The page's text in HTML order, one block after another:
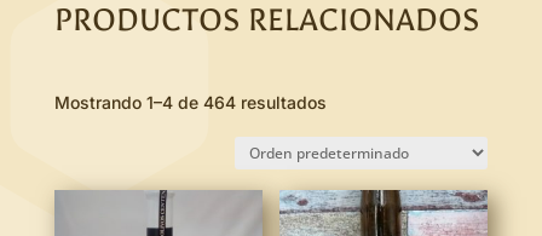
PRODUCTOS RELACIONADOS
Mostrando 1–4 de 464 resultados